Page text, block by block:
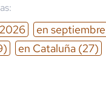
2026 en septiembre
en Cataluña (27)